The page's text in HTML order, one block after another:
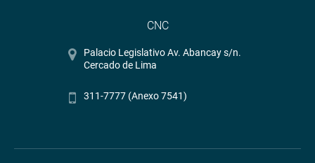
CNC
Palacio Legislativo Av. Abancay s/n.
Cercado de Lima
311-7777 (Anexo 7541)